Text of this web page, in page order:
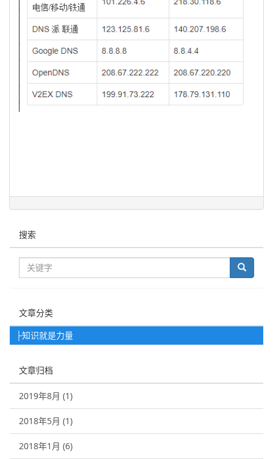
搜索
文章分类
├知识就是力量
文章归档
2019年8月 (1)
2018年5月 (1)
2018年1月 (6)